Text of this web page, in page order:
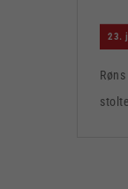
23.